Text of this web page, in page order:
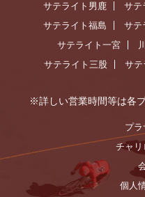
サテライト男鹿 サテ
サテライト福島
サテ
サテライト一宮
サテライト三股
サテ
※詳しい営業時間等は各
プ
チャリ
個人